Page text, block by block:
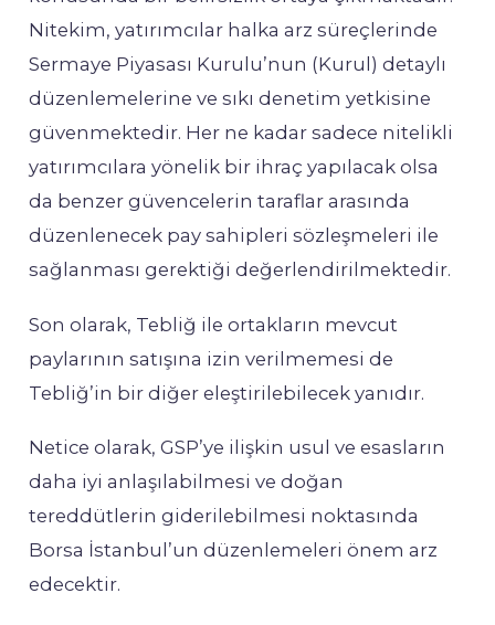
Nitekim, yatırımcılar halka arz süreçlerinde
Sermaye Piyasası Kurulu’nun (Kurul) detaylı
düzenlemelerine ve sıkı denetim yetkisine
güvenmektedir. Her ne kadar sadece nitelikli
yatırımcılara yönelik bir ihraç yapılacak olsa
da benzer güvencelerin taraflar arasında
düzenlenecek pay sahipleri sözleşmeleri ile
sağlanması gerektiği değerlendirilmektedir.
Son olarak, Tebliğ ile ortakların mevcut
paylarının satışına izin verilmemesi de
Tebliğ’in bir diğer eleştirilebilecek yanıdır.
Netice olarak, GSP’ye ilişkin usul ve esasların
daha iyi anlaşılabilmesi ve doğan
tereddütlerin giderilebilmesi noktasında
Borsa İstanbul’un düzenlemeleri önem arz
edecektir.